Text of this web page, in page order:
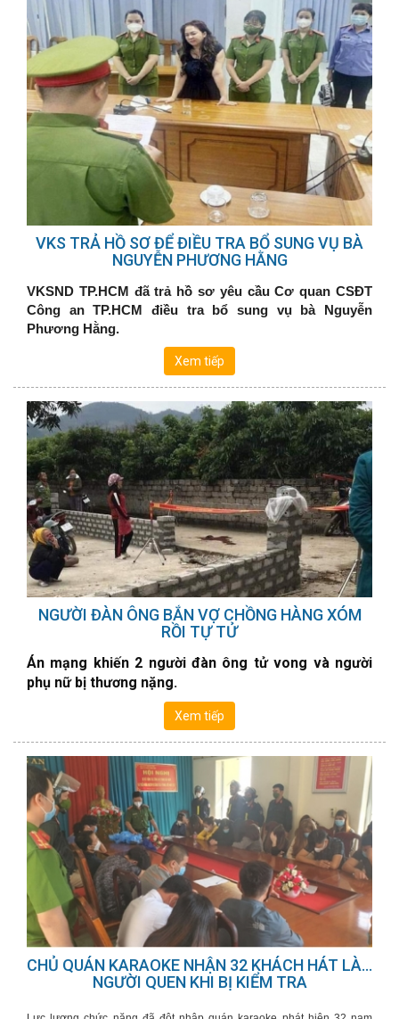
VKS TRẢ HỒ SƠ ĐỂ ĐIỀU TRA BỔ SUNG VỤ BÀ
NGUYỄN PHƯƠNG HẰNG
VKSND TP.HCM đã trả hồ sơ yêu cầu Cơ quan CSĐT
Công an TP.HCM điều tra bổ sung vụ bà Nguyễn
Phương Hằng.
Xem tiếp
NGƯỜI ĐÀN ÔNG BẮN VỢ CHỒNG HÀNG XÓM
RỒI TỰ TỬ
Án mạng khiến 2 người đàn ông tử vong và người
phụ nữ bị thương nặng.
Xem tiếp
CHỦ QUÁN KARAOKE NHẬN 32 KHÁCH HÁT LÀ...
NGƯỜI QUEN KHI BỊ KIỂM TRA